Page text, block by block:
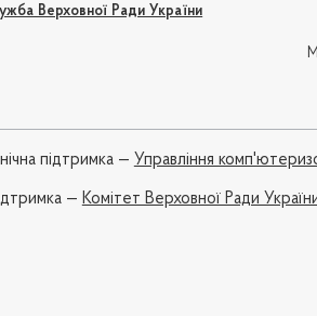
Верховної Ради України
підтримка — Управління
— Комітет Верховної Ради